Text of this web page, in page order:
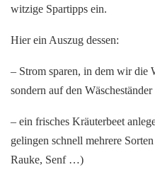
witzige Spartipps ein.
Hier ein Auszug dessen:
– Strom sparen, in dem wir die
sondern auf den Wäscheständer
– ein frisches Kräuterbeet
gelingen schnell mehrere
Rauke, Senf …)